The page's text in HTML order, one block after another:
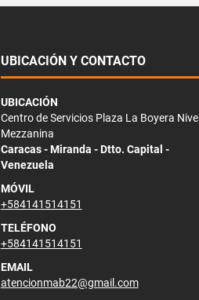
UBICACIÓN Y CONTACTO
UBICACIÓN
Centro de Servicios Plaza La Boyera Nivel
Mezzanina
Caracas - Miranda - Dtto. Capital -
Venezuela
MÓVIL
+584141514151
TELÉFONO
+584141514151
EMAIL
atencionmab22@gmail.com